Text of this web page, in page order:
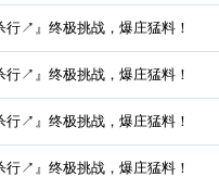
』终极挑战，爆庄猛料！
』终极挑战，爆庄猛料！
』终极挑战，爆庄猛料！
』终极挑战，爆庄猛料！